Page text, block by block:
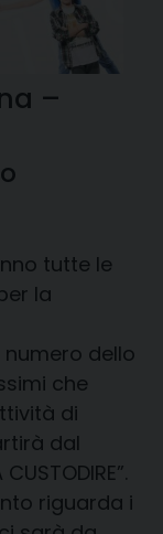
–
tutte le
la
dello
che
di
dal
riguarda i